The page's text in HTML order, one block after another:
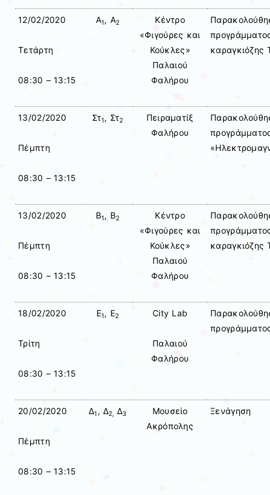
12/02/2020
Τετάρτη
08:30 – 13:15
Α1, Α2
Κέντρο
«Φιγούρες και
Κούκλες»
Παλαιού
Φαλήρου
καραγκιόζης
13/02/2020
Πέμπτη
08:30 – 13:15
Στ1, Στ2
Πειραματίξ
Φαλήρου
13/02/2020
Πέμπτη
08:30 – 13:15
Β1, Β2
Κέντρο
«Φιγούρες και
Κούκλες»
Παλαιού
Φαλήρου
καραγκιόζης
18/02/2020
Τρίτη
08:30 – 13:15
Ε1, Ε2 City Lab
Παλαιού
Φαλήρου
20/02/2020
Πέμπτη
08:30 – 13:15
Δ1 , Δ2, Δ3
Μουσείο
Ακρόπολης
Ξενάγηση